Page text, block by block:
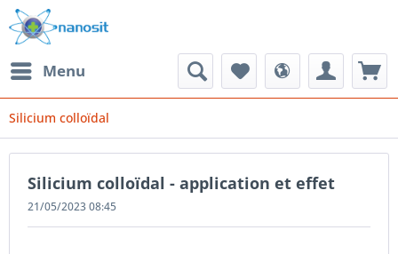
Menu
Silicium colloïdal
Silicium colloïdal - application et effet
21/05/2023 08:45